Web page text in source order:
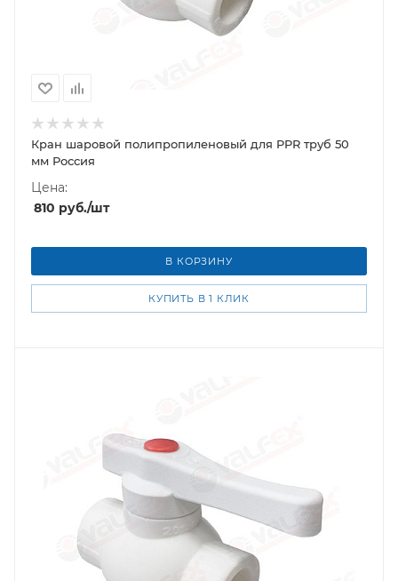
Кран шаровой полипропиленовый для PPR труб 50
мм Россия
Цена:
810 руб./шт
В КОРЗИНУ
КУПИТЬ В 1 КЛИК